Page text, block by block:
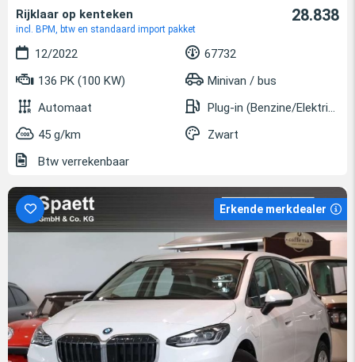
Rijklaar op kenteken
incl. BPM, btw en standaard import pakket
28.838
12/2022
67732
136 PK (100 KW)
Minivan / bus
Automaat
Plug-in (Benzine/Elektrisch)
45 g/km
Zwart
Btw verrekenbaar
Erkende merkdealer